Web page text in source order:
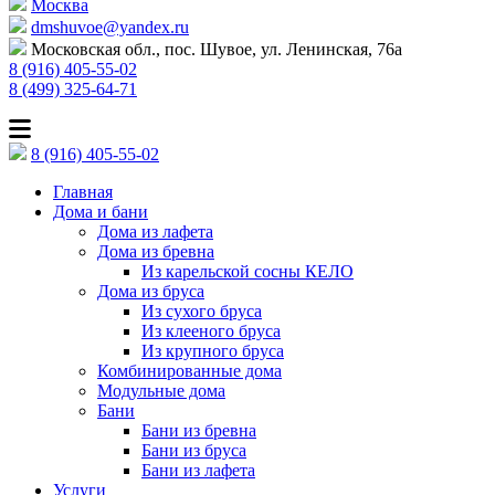
Москва
dmshuvoe@yandex.ru
Московская обл., пос. Шувое, ул. Ленинская, 76а
8 (916) 405-55-02
8 (499) 325-64-71
8 (916) 405-55-02
Главная
Дома и бани
Дома из лафета
Дома из бревна
Из карельской сосны КЕЛО
Дома из бруса
Из сухого бруса
Из клееного бруса
Из крупного бруса
Комбинированные дома
Модульные дома
Бани
Бани из бревна
Бани из бруса
Бани из лафета
Услуги